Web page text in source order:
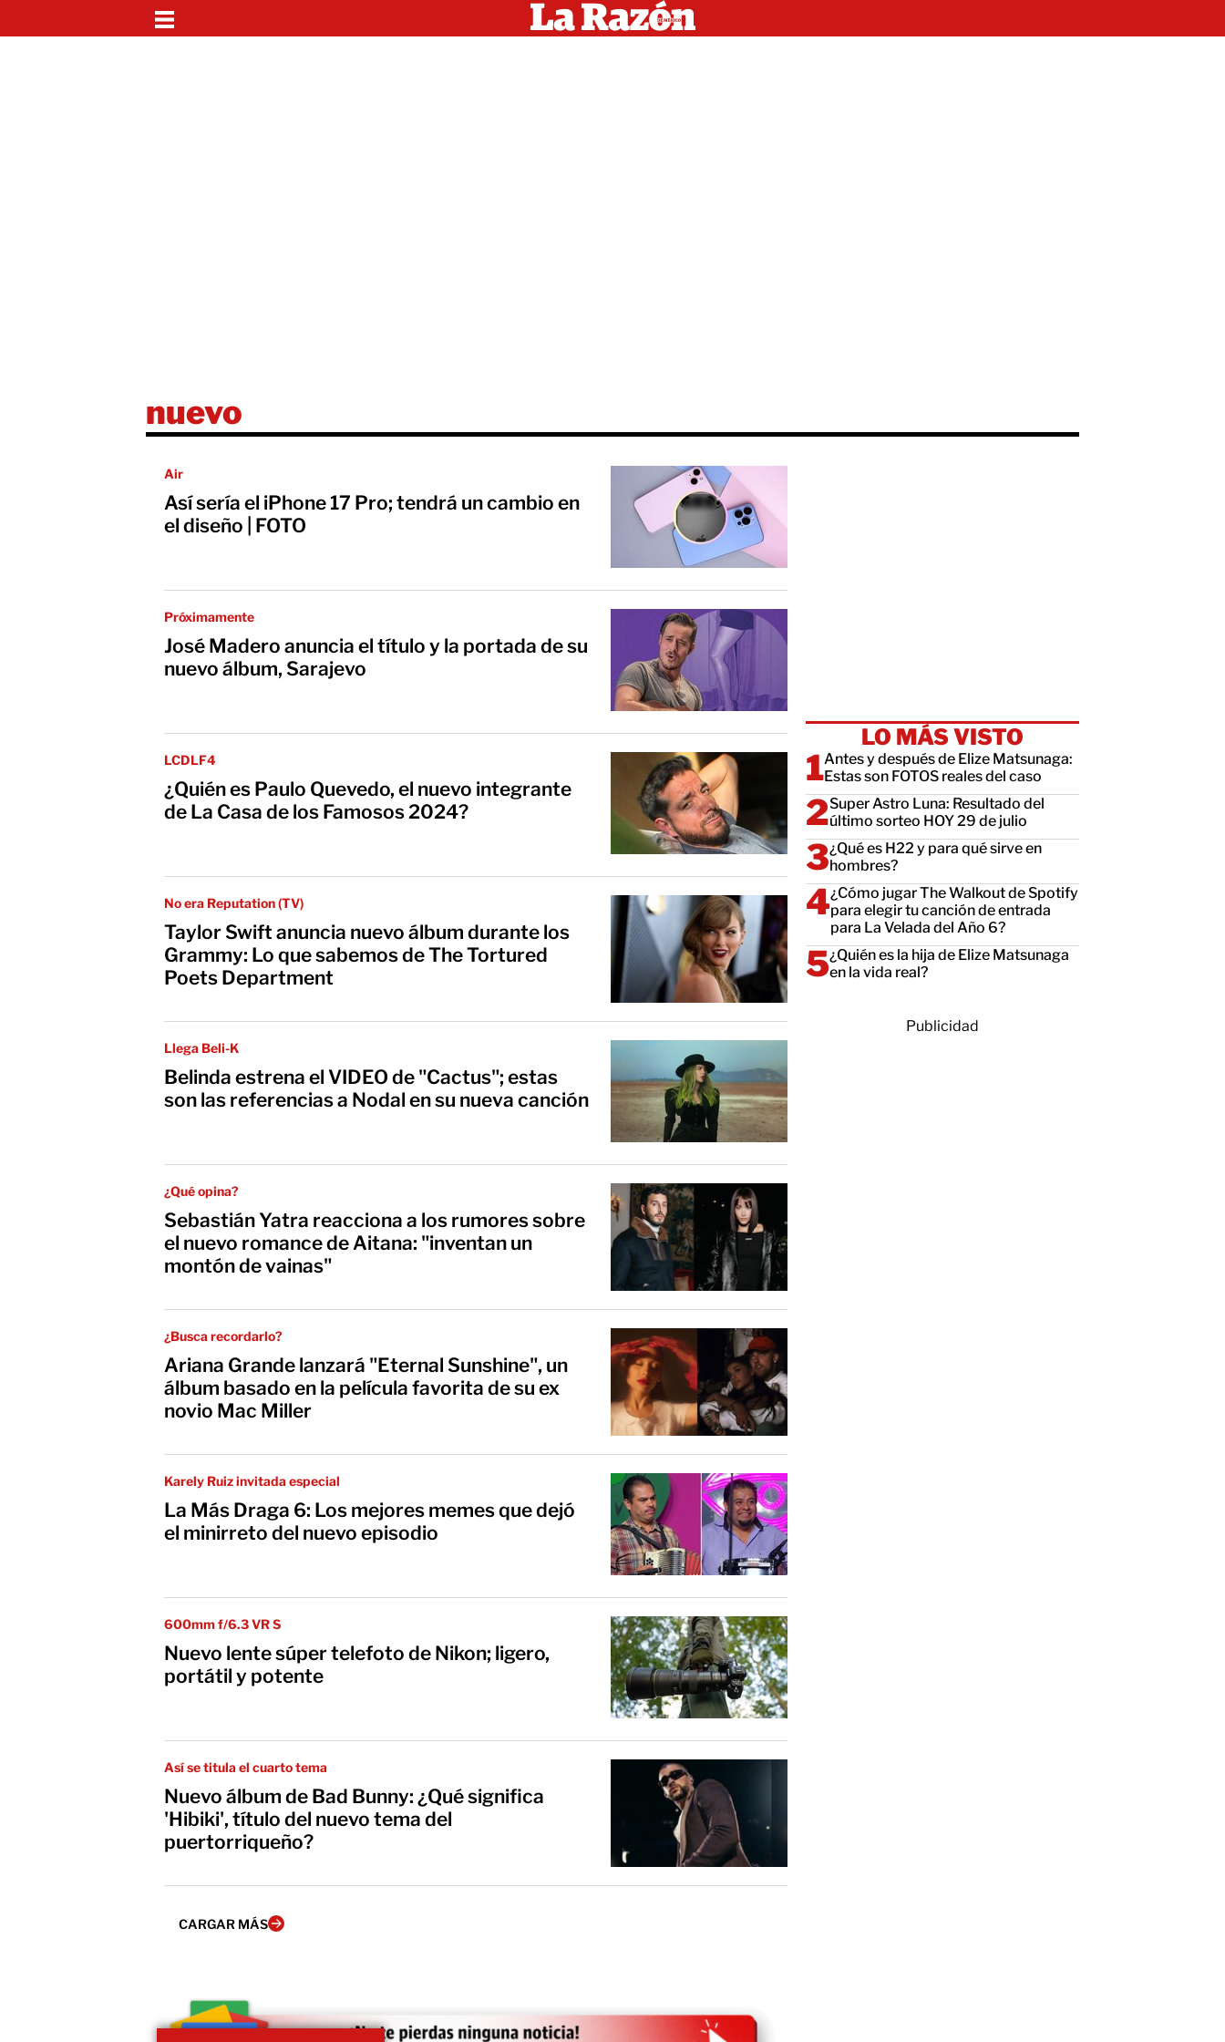
nuevo
Air
Así sería el iPhone 17 Pro; tendrá un cambio en
el diseño | FOTO
Próximamente
José Madero anuncia el título y la portada de su
nuevo álbum, Sarajevo
LCDLF4
¿Quién es Paulo Quevedo, el nuevo integrante
de La Casa de los Famosos 2024?
No era Reputation (TV)
Taylor Swift anuncia nuevo álbum durante los
Grammy: Lo que sabemos de The Tortured
Poets Department
Llega Beli-K
Belinda estrena el VIDEO de "Cactus"; estas
son las referencias a Nodal en su nueva canción
¿Qué opina?
Sebastián Yatra reacciona a los rumores sobre
el nuevo romance de Aitana: "inventan un
montón de vainas"
¿Busca recordarlo?
Ariana Grande lanzará "Eternal Sunshine", un
álbum basado en la película favorita de su ex
novio Mac Miller
Karely Ruiz invitada especial
La Más Draga 6: Los mejores memes que dejó
el minirreto del nuevo episodio
600mm f/6.3 VR S
Nuevo lente súper telefoto de Nikon; ligero,
portátil y potente
Así se titula el cuarto tema
Nuevo álbum de Bad Bunny: ¿Qué significa
'Hibiki', título del nuevo tema del
puertorriqueño?
CARGAR MÁS
LO MÁS VISTO
Antes y después de Elize Matsunaga:
Estas son FOTOS reales del caso
Super Astro Luna: Resultado del
último sorteo HOY 29 de julio
¿Qué es H22 y para qué sirve en
hombres?
¿Cómo jugar The Walkout de Spotify
para elegir tu canción de entrada
para La Velada del Año 6?
¿Quién es la hija de Elize Matsunaga
en la vida real?
Publicidad